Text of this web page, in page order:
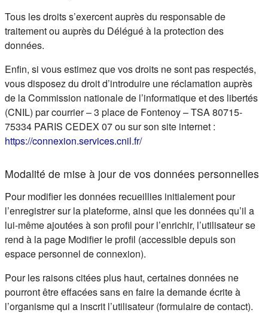
Tous les droits s’exercent auprès du responsable de
traitement ou auprès du Délégué à la protection des
données.
Enfin, si vous estimez que vos droits ne sont pas respectés,
vous disposez du droit d’introduire une réclamation auprès
de la Commission nationale de l’informatique et des libertés
(CNIL) par courrier – 3 place de Fontenoy – TSA 80715-
75334 PARIS CEDEX 07 ou sur son site internet :
https://connexion.services.cnil.fr/(s'ouvre dans un nouvel
Modalité de mise à jour de vos données personnelles
Pour modifier les données recueillies initialement pour
l’enregistrer sur la plateforme, ainsi que les données qu’il a
lui-même ajoutées à son profil pour l’enrichir, l’utilisateur se
rend à la page Modifier le profil (accessible depuis son
espace personnel de connexion).
Pour les raisons citées plus haut, certaines données ne
pourront être effacées sans en faire la demande écrite à
l’organisme qui a inscrit l’utilisateur (formulaire de contact).